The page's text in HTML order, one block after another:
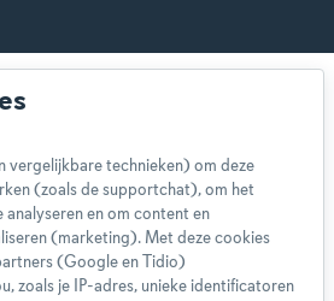
Over ons
Team
App
Blog
vergelijkbare technieken) om deze
(zoals de supportchat), om het
en om content en
(marketing). Met deze cookies
(Google en Tidio)
zoals je IP-adres, unieke identificatoren